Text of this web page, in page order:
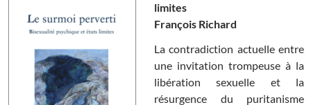
limites
François Richard
La contradiction actuelle entre
une invitation trompeuse à la
libération sexuelle et la
résurgence du puritanisme